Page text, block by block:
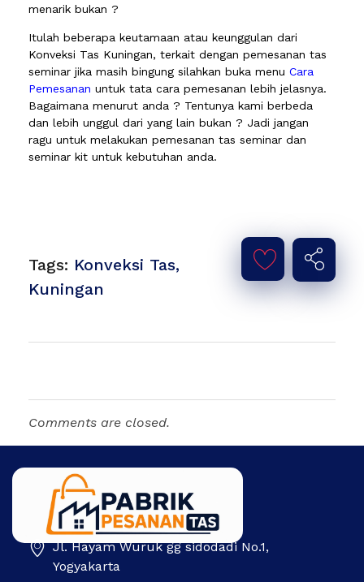
menarik bukan ?
Itulah beberapa keutamaan atau keunggulan dari
Konveksi Tas Kuningan, terkait dengan pemesanan tas
seminar jika masih bingung silahkan buka menu Cara
Pemesanan untuk tata cara pemesanan lebih jelasnya.
Bagaimana menurut anda ? Tentunya kami berbeda
dan lebih unggul dari yang lain bukan ? Jadi jangan
ragu untuk melakukan pemesanan tas seminar dan
seminar kit untuk kebutuhan anda.
Tags: Konveksi Tas,
Kuningan
Comments are closed.
Pabrik Pesanan Tas Jl. Hayam Wuruk gg sidodadi No.1,
Yogyakarta